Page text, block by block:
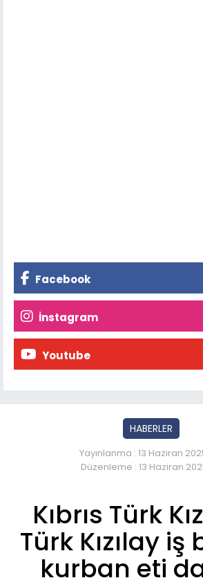
Facebook
İnstagram
Youtube
HABERLER
Yayınlanma : 13 Haziran
Düzenleme : 13 Haziran
Kıbrıs Türk
Türk Kızılay
kurban eti